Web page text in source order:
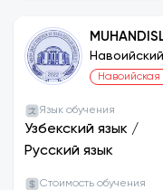
QURILISHI
Навоийская
Язык обучения
Узбекский язык /
Русский язык
Стоимость обучения